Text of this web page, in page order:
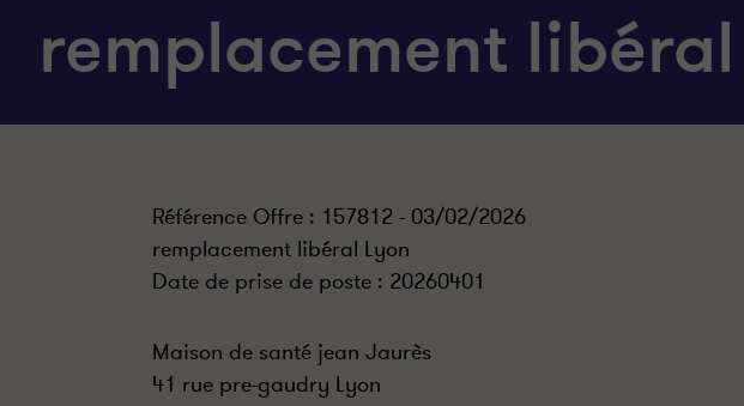
remplacement libéral
Référence Offre : 157812 - 03/02/2026
remplacement libéral Lyon
Date de prise de poste : 20260401
Maison de santé jean Jaurès
41 rue pre-gaudry Lyon